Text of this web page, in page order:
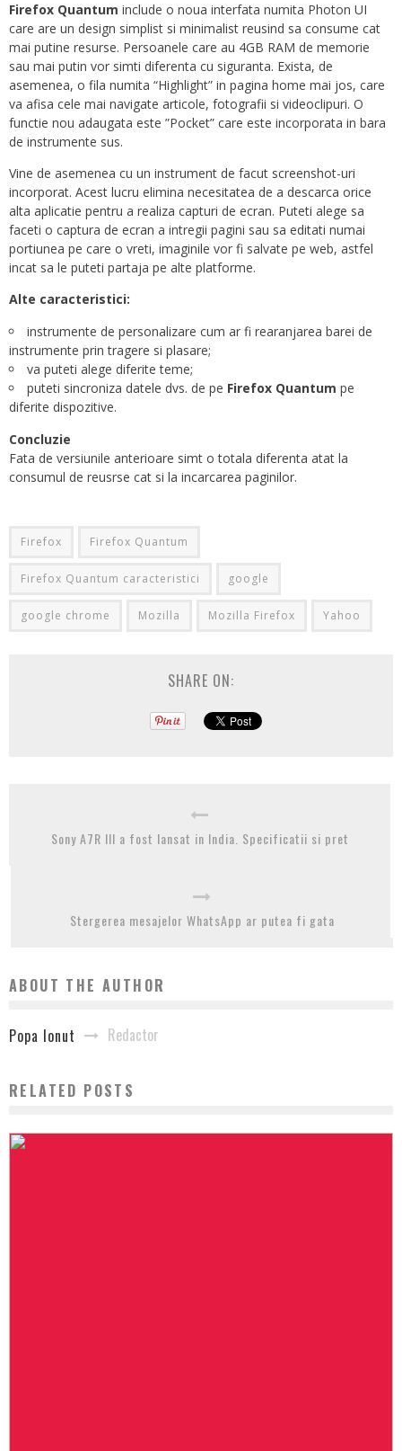
Firefox Quantum include o noua interfata numita Photon UI
care are un design simplist si minimalist reusind sa consume cat
mai putine resurse. Persoanele care au 4GB RAM de memorie
sau mai putin vor simti diferenta cu siguranta. Exista, de
asemenea, o fila numita “Highlight” in pagina home mai jos, care
va afisa cele mai navigate articole, fotografii si videoclipuri. O
functie nou adaugata este ”Pocket” care este incorporata in bara
de instrumente sus.
Vine de asemenea cu un instrument de facut screenshot-uri
incorporat. Acest lucru elimina necesitatea de a descarca orice
alta aplicatie pentru a realiza capturi de ecran. Puteti alege sa
faceti o captura de ecran a intregii pagini sau sa editati numai
portiunea pe care o vreti, imaginile vor fi salvate pe web, astfel
incat sa le puteti partaja pe alte platforme.
Alte caracteristici:
instrumente de personalizare cum ar fi rearanjarea barei de
instrumente prin tragere si plasare;
va puteti alege diferite teme;
puteti sincroniza datele dvs. de pe Firefox Quantum pe
diferite dispozitive.
Concluzie
Fata de versiunile anterioare simt o totala diferenta atat la
consumul de reusrse cat si la incarcarea paginilor.
Firefox Firefox Quantum
Firefox Quantum caracteristici google
google chrome Mozilla Mozilla Firefox Yahoo
SHARE ON:
Sony A7R III a fost lansat in India. Specificatii si pret
Stergerea mesajelor WhatsApp ar putea fi gata
ABOUT THE AUTHOR
Popa Ionut Redactor
RELATED POSTS